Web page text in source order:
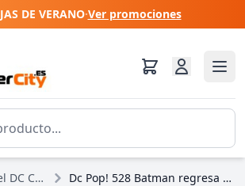
DE VERANO·Ver promociones
Marvel DC Comics Dc Pop! 528 Batman regresa Catwoman